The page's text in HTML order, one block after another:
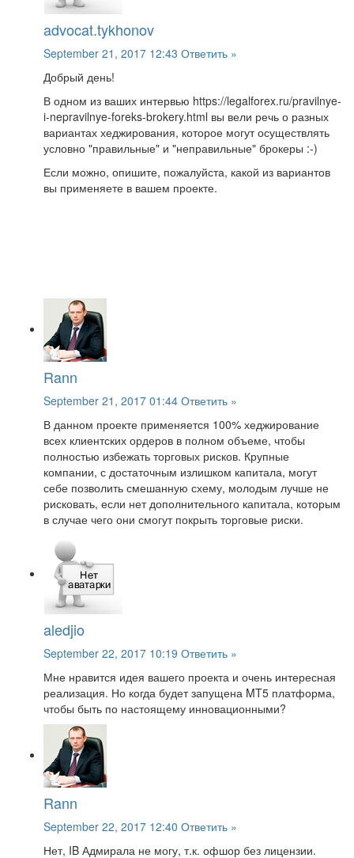
advocat.tykhonov
September 21, 2017 12:43 Ответить »
Добрый день!
В одном из ваших интервью https://legalforex.ru/pravilnye-
i-nepravilnye-foreks-brokery.html вы вели речь о разных
вариантах хеджирования, которое могут осуществлять
условно "правильные" и "неправильные" брокеры :-)
Если можно, опишите, пожалуйста, какой из вариантов
вы применяете в вашем проекте.
Rann
September 21, 2017 01:44 Ответить »
В данном проекте применяется 100% хеджирование
всех клиентских ордеров в полном объеме, чтобы
полностью избежать торговых рисков. Крупные
компании, с достаточным излишком капитала, могут
себе позволить смешанную схему, молодым лучше не
рисковать, если нет дополнительного капитала, которым
в случае чего они смогут покрыть торговые риски.
aledjio
September 22, 2017 10:19 Ответить »
Мне нравится идея вашего проекта и очень интересная
реализация. Но когда будет запущена MT5 платформа,
чтобы быть по настоящему инновационными?
Rann
September 22, 2017 12:40 Ответить »
Нет, IB Адмирала не могу, т.к. офшор без лицензии.